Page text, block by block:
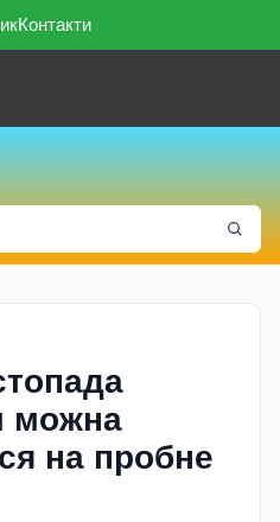
Контакти
можна
на пробне